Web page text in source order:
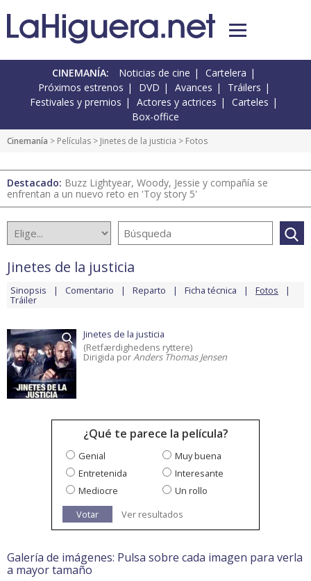
CINEMANÍA: Noticias de cine
Cartelera
Próximos estrenos
DVD Avances
Tráilers
Festivales y premios
Actores y actrices
Carteles
Box-office
Cinemanía > Películas > Jinetes de la justicia > Fotos
Destacado: Buzz Lightyear, Woody, Jessie y compañía se
enfrentan a un nuevo reto en 'Toy story 5'
Jinetes de la justicia
Sinopsis Comentario Reparto Ficha técnica Fotos
Tráiler
Jinetes de la justicia
(Retfærdighedens ryttere)
Dirigida porAnders Thomas Jensen
¿Qué te parece la película?
Genial
Muy buena
Entretenida
Interesante
Mediocre
Un rollo
Votar
Ver resultados
Galería de imágenes: Pulsa sobre cada imagen para verla
a mayor tamaño